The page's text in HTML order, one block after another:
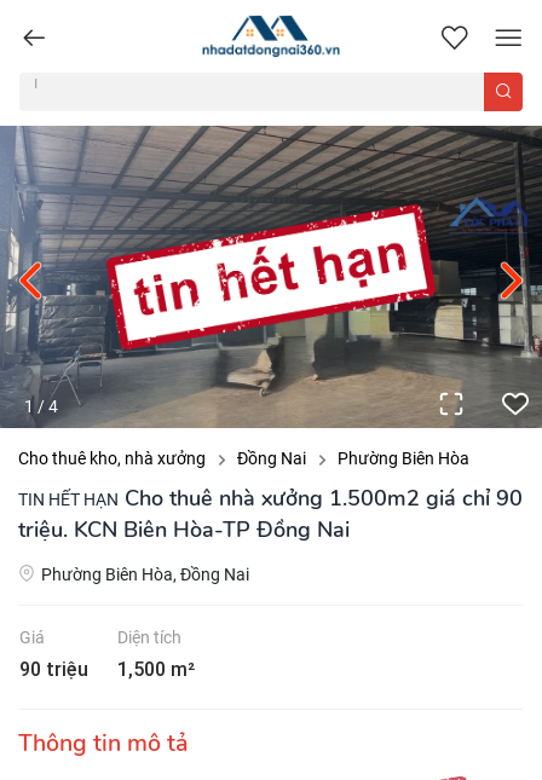
nhadatdongnai360.vn
1 /4
Cho thuê kho, nhà xưởng Đồng Nai Phường Biên Hòa
TIN HẾT HẠN Cho thuê nhà xưởng 1.500m2 giá chỉ 90
triệu. KCN Biên Hòa-TP Đồng Nai
Phường Biên Hòa, Đồng Nai
Giá
90 triệu
Diện tích
1,500 m²
Thông tin mô tả